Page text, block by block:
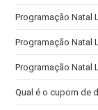
Programação Natal
Programação Natal
Programação Natal
Qual é o cupom de